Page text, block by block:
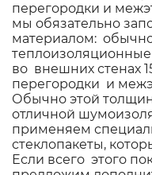
перегородки и
мы обязательно
материалом:
во внешних стенах
перегородки и
Обычно этой
отличной
применяем
стеклопакеты,
Если всего этого